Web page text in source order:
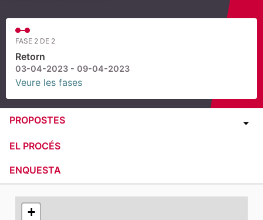
FASE 2 DE 2
Retorn
03-04-2023 - 09-04-2023
Veure les fases
PROPOSTES
EL PROCÉS
ENQUESTA
El següent element és un mapa que presenta els
+